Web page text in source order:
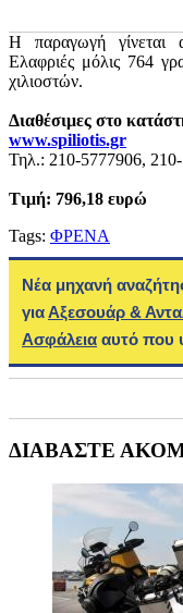
Η παραγωγή
Ελαφριές μόλις 764
χιλιοστών.
Διαθέσιμες στο
www.spiliotis.gr
Τηλ.: 210-5777906,
Τιμή: 796,18 ευρώ
Tags: ΦΡΕΝΑ
Νέα μηχανή
γιαΑξεσουάρ &
Ασφάλεια αυτό που
ΔΙΑΒΑΣΤΕ